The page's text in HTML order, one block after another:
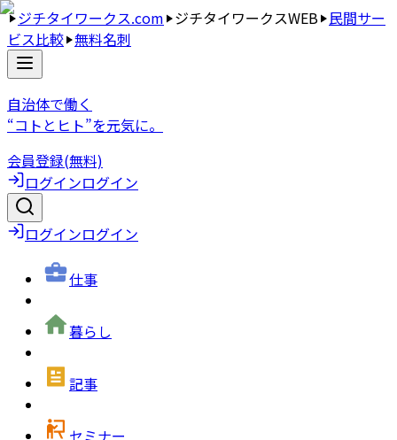
ジチタイワークス.com ジチタイワークスWEB 民間サー
ビス比較 無料名刺
自治体で働く
“コトとヒト”を元気に。
会員登録(無料)
ログインログイン
ログインログイン
仕事
暮らし
記事
セミナー